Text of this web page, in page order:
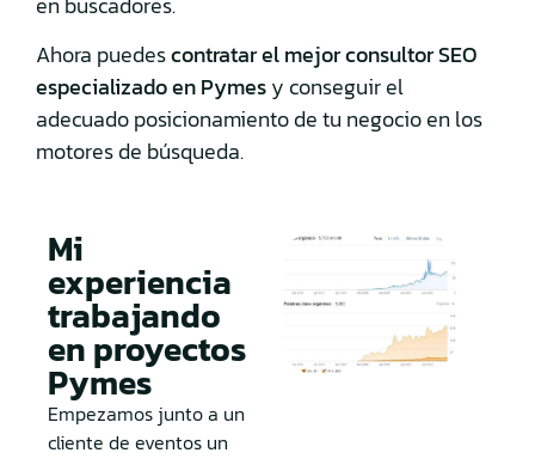
Ahora puedescontratar el mejor consultor SEO
especializado en Pymesy conseguir el
adecuado posicionamiento de tu negocio en los
motores de búsqueda.
Mi
experiencia
trabajando
en proyectos
Pymes
Empezamos junto a un
cliente de eventos un